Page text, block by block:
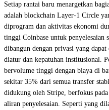
Setiap rantai baru menargetkan
adalah blockchain Layer-1 Circle
diprogram dan aktivitas ekonomi
tinggi Coinbase untuk penyelesaian
dibangun dengan privasi yang
diatur dan kepatuhan institusional.
bervolume tinggi dengan biaya di
sekitar 35% dari semua transfer
didukung oleh Stripe, berfokus
aliran penyelesaian. Seperti yang